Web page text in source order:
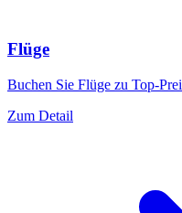
Flüge
Buchen Sie Flüge zu Top-
Zum Detail